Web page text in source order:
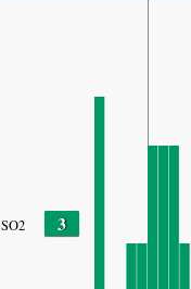
SO2 3